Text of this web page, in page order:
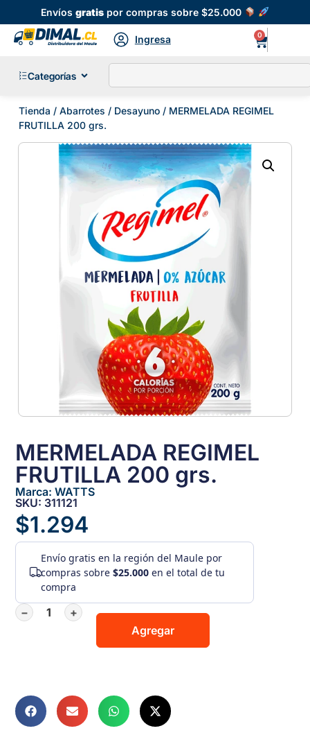
Envíosgratis por compras sobre $25.000
Ingresa 0
Categorías
Tienda / Abarrotes / Desayuno/ MERMELADA REGIMEL
FRUTILLA 200 grs.
MERMELADA REGIMEL
FRUTILLA 200 grs.
Marca:WATTS
SKU: 311121
$1.294
Envío gratis en la región del Maule por
compras sobre$25.000 en el total de tu
compra
−
+
Agregar